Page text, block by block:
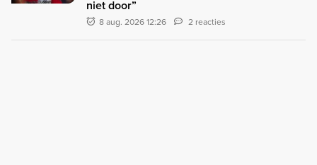
niet door”
8 aug. 2026 12:26 2 reacties